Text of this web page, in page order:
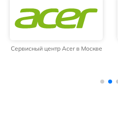
Сервисный центр Acer в Москве